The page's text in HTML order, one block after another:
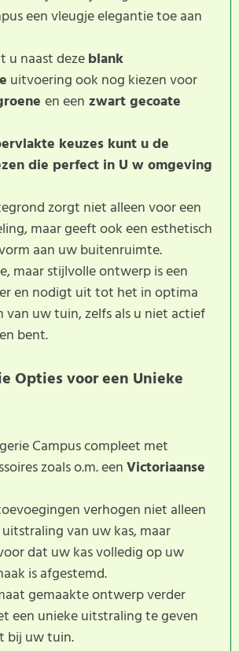
een vleugje elegantie toe aan
u naast dezeblank
uitvoering ook nog kiezen voor
en een zwart gecoate
keuzes kunt u de
die perfect in U w omgeving
zorgt niet alleen voor een
maar geeft ook een esthetisch
aan uw buitenruimte.
maar stijlvolle ontwerp is een
en nodigt uit tot het in optima
uw tuin, zelfs als u niet actief
bent.
Opties voor een Unieke
Campus compleet met
zoals o.m. eenVictoriaanse
verhogen niet alleen
van uw kas, maar
dat uw kas volledig op uw
is afgestemd.
gemaakte ontwerp verder
een unieke uitstraling te geven
bij uw tuin.